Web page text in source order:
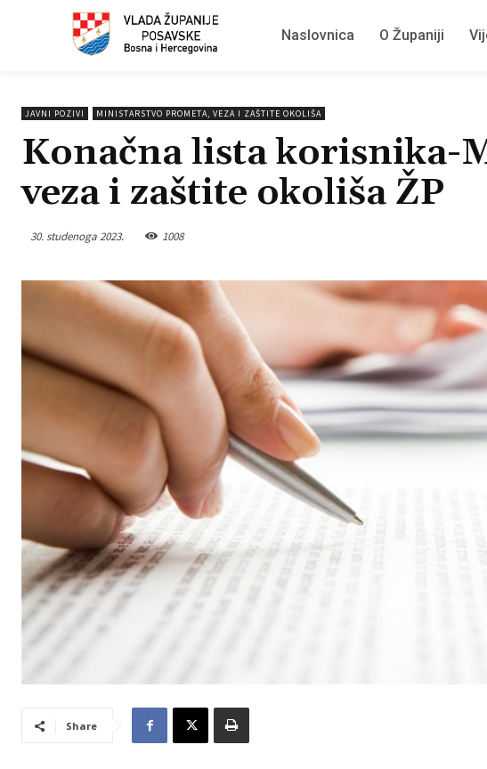
Naslovnica O Županiji
JAVNI POZIVI MINISTARSTVO PROMETA, VEZA I ZAŠTITE OKOLIŠA
Konačna lista korisnika-
veza i zaštite okoliša ŽP
30. studenoga 2023. 1008
Share